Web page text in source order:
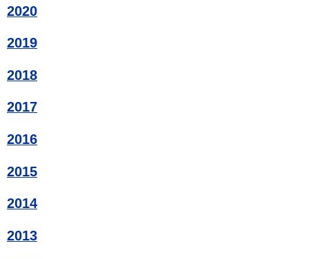
2020
2019
2018
2017
2016
2015
2014
2013